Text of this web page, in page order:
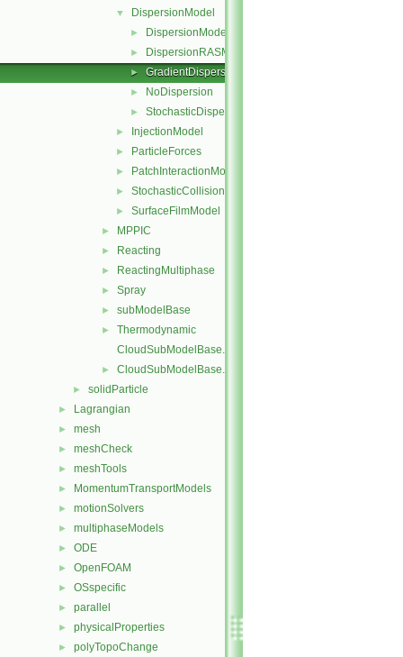
▼ DispersionModel
► DispersionModel
► DispersionRASModel
► GradientDispersionRAS
► NoDispersion
► StochasticDispersionRAS
► InjectionModel
► ParticleForces
► PatchInteractionModel
► StochasticCollision
► SurfaceFilmModel
► MPPIC
► Reacting
► ReactingMultiphase
► Spray
► subModelBase
►
Thermodynamic
CloudSubModelBase.C
► CloudSubModelBase.H
► solidParticle
► Lagrangian
► mesh
► meshCheck
► meshTools
► MomentumTransportModels
► motionSolvers
► multiphaseModels
► ODE
► OpenFOAM
► OSspecific
► parallel
► physicalProperties
► polyTopoChange